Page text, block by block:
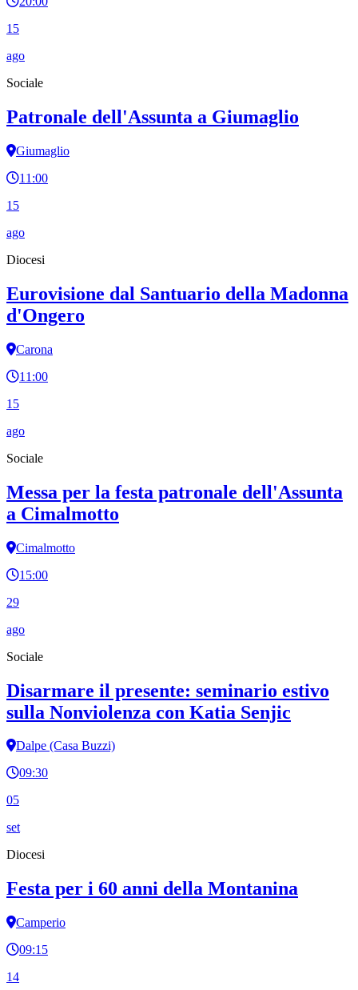
15
ago
Sociale
Patronale dell'Assunta a Giumaglio
Giumaglio
11:00
15
ago
Diocesi
Eurovisione dal Santuario della Madonna
d'Ongero
Carona
11:00
15
ago
Sociale
Messa per la festa patronale dell'Assunta
a Cimalmotto
Cimalmotto
15:00
29
ago
Sociale
Disarmare il presente: seminario estivo
sulla Nonviolenza con Katia Senjic
Dalpe (Casa Buzzi)
09:30
05
set
Diocesi
Festa per i 60 anni della Montanina
Camperio
09:15
14